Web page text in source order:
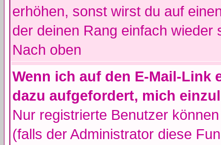
erhöhen, sonst wirst du auf
der deinen Rang einfach wieder
Nach oben
Wenn ich auf den E-Mail-Link
dazu aufgefordert, mich
Nur registrierte Benutzer
(falls der Administrator diese